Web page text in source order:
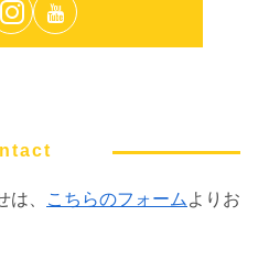
、 こちらのフォーム よりお